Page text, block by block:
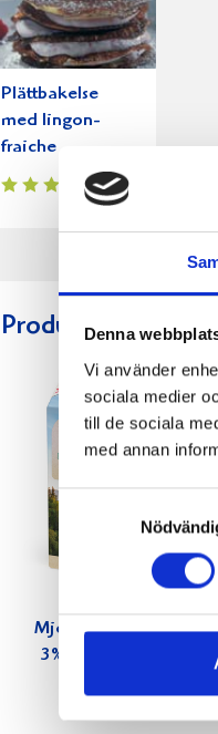
Denna
Vi använder
sociala medier
till de sociala
med annan
Samtyckesval
Plättbakelse
med lingon-
fraiche
Produkter i
Mjölken Eko
3% KRAV 1